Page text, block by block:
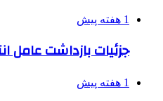
1 هفته پیش
جزئیات بازداشت عامل
1 هفته پیش